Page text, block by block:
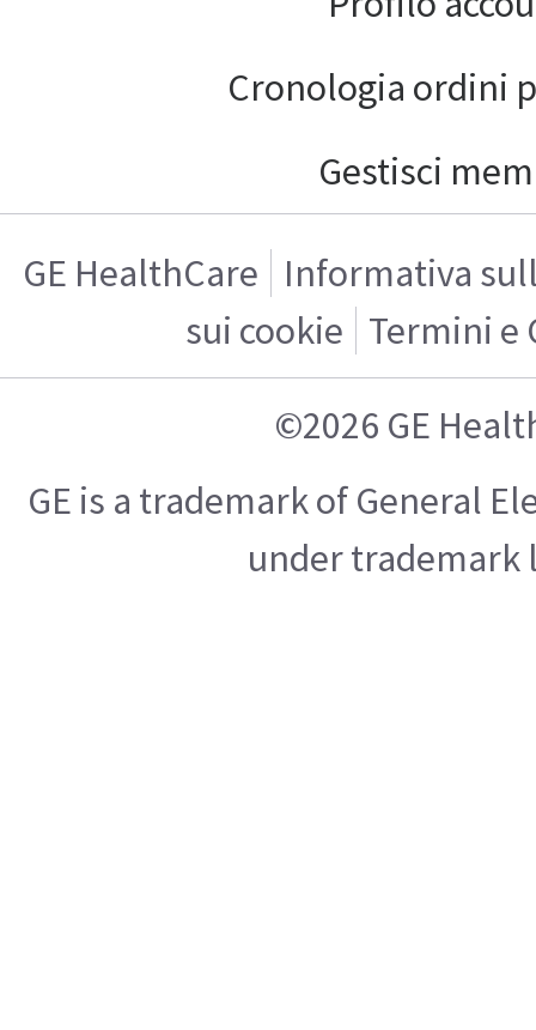
Cronologia ordini
Gestisci
GE HealthCare
Informativa
sui cookie Termini e
©2026 GE
GE is a trademark of General
under trademark